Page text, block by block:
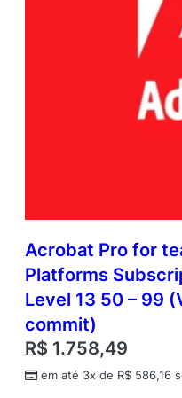
Acrobat Pro for
Platforms
Level 13 50 – 99
commit)
R$ 1.758,49
em até 3x de R$ 586,16